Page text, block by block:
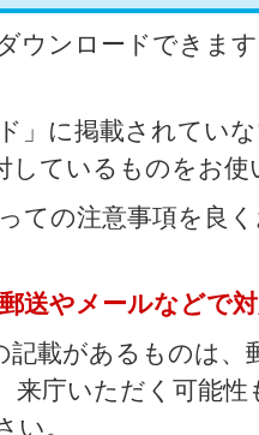
ウンロードできま
」に掲載されてい
しているものをお
ての注意事項を良
送やメールなどで
記載があるものは、
来庁いただく可能
い。